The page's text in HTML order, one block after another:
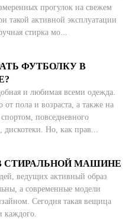
прогулок на свежем
такой активной эксплуатации
стирка мо...
ФУТБОЛКУ В
и любимая всеми одежда.
пола и возраста, а также на
повседневного
Но, как прав...
СТИРАЛЬНОЙ МАШИНЕ
ведущих активный образ
а современные модели
Сегодня такая вещица
каждого.